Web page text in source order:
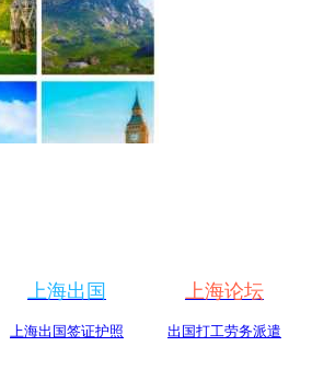
上海出国
上海出国签证护照
上海论坛
出国打工劳务派遣